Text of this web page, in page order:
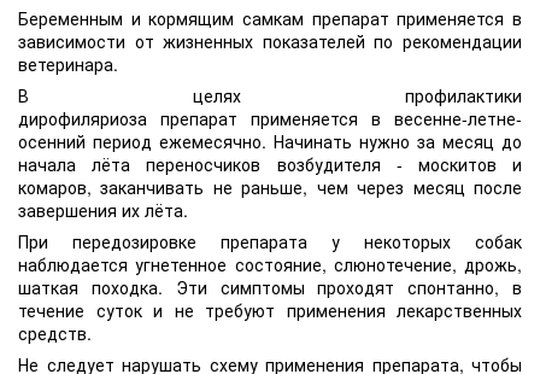
Беременным и кормящим самкам препарат применяется в
зависимости от жизненных показателей по рекомендации
ветеринара.
В целях профилактики
дирофиляриоза препарат применяется в весенне-летне-
осенний период ежемесячно. Начинать нужно за месяц до
начала лёта переносчиков возбудителя - москитов и
комаров, заканчивать не раньше, чем через месяц после
завершения их лёта.
При передозировке препарата у некоторых собак
наблюдается угнетенное состояние, слюнотечение, дрожь,
шаткая походка. Эти симптомы проходят спонтанно, в
течение суток и не требуют применения лекарственных
средств.
Не следует нарушать схему применения препарата, чтобы